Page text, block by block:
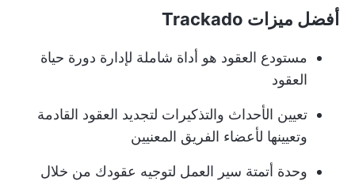
أفضل ميزات Trackado
مستودع العقود هو أداة شاملة لإدارة دورة حياة
العقود
تعيين الأحداث والتذكيرات لتجديد العقود القادمة
وتعيينها لأعضاء الفريق المعنيين
وحدة أتمتة سير العمل لتوجيه عقودك من خلال